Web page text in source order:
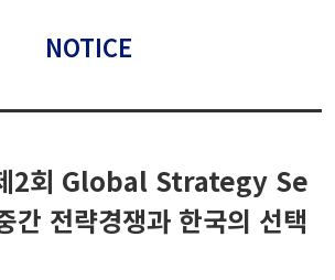
NOTICE
2회 Global Strategy Se
전략경쟁과 한국의 선택